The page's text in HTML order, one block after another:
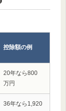
控除額の例
20年なら800
万円
36年なら1,920